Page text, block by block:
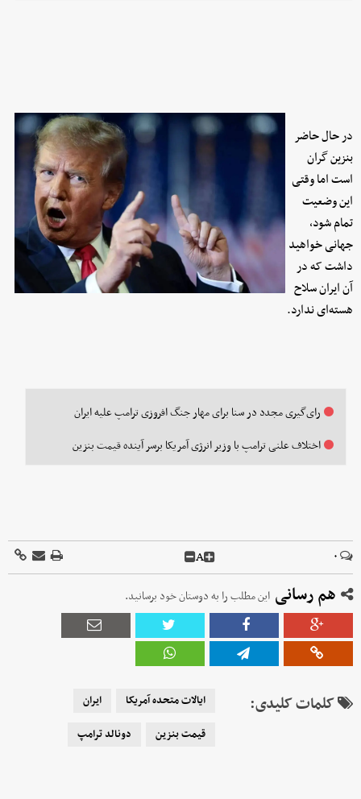
در حال حاضر
بنزین گران
است اما وقتی
این وضعیت
تمام شود،
جهانی خواهید
داشت که در
آن ایران سلاح
هسته‌ای ندارد.
رای‌گیری مجدد در سنا برای مهار جنگ ‌افروزی ترامپ علیه ایران
اختلاف علنی ترامپ با وزیر انرژی آمریکا برسر آینده قیمت بنزین
۰ A
هم رسانی این مطلب را به دوستان خود برسانید.
کلمات کلیدی: ایالات متحده آمریکا
ایران
قیمت بنزین
دونالد ترامپ